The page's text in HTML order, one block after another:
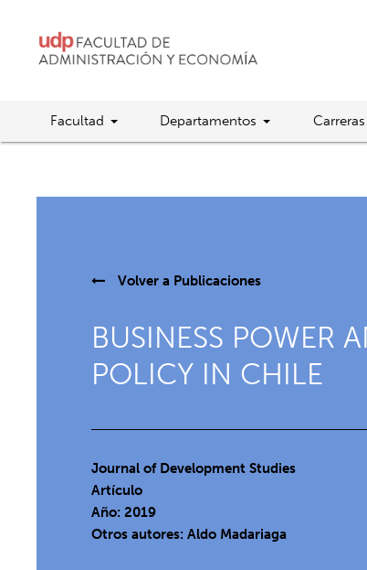
Facultad Departamentos Carreras
Volver a Publicaciones
BUSINESS POWER
POLICY IN CHILE
Journal of Development Studies
Artículo
Año: 2019
Otros autores: Aldo Madariaga